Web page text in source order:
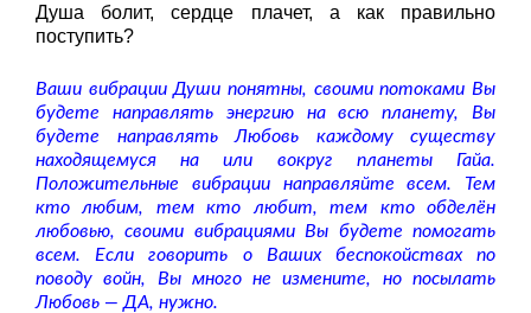
Душа болит, сердце плачет, а как правильно
поступить?
Ваши вибрации Души понятны, своими потоками Вы
будете направлять энергию на всю планету, Вы
будете направлять Любовь каждому существу
находящемуся на или вокруг планеты Гайа.
Положительные вибрации направляйте всем. Тем
кто любим, тем кто любит, тем кто обделён
любовью, своими вибрациями Вы будете помогать
всем. Если говорить о Ваших беспокойствах по
поводу войн, Вы много не измените, но посылать
Любовь — ДА, нужно.